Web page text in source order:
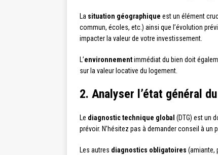
La situation géographique est un élément
commun, écoles, etc.) ainsi que l’évolution
impacter la valeur de votre investissement.
L’environnementimmédiat du bien doit
sur la valeur locative du logement.
2. Analyser l’état général
Le diagnostic technique global (DTG) est un
prévoir. N’hésitez pas à demander conseil à un
Les autres diagnostics obligatoires (amiante,